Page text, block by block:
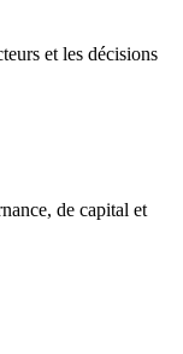
et les décisions
de capital et